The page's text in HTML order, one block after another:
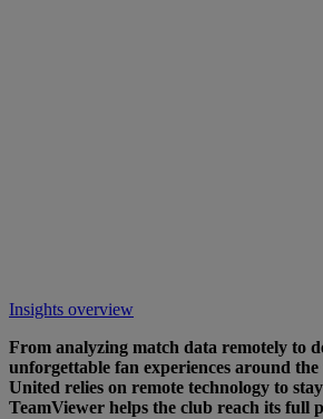
Insights overview
From analyzing match data remotely to
unforgettable fan experiences around
United relies on remote technology to
TeamViewer helps the club reach its full